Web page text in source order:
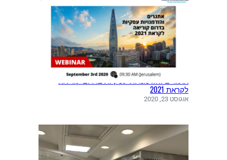
אתגרים והזדמנויות עסקיות בדרום קוריאה
לקראת 2021
אוגוסט 23, 2020